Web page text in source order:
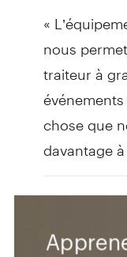
«
nous
traiteur à
chose que
davantage